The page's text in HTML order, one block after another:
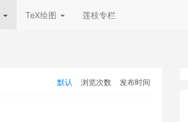
TeX绘图 莲枝专栏
默认 浏览次数 发布时间